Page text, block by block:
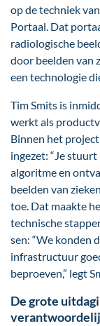
op de techniek
Portaal. Dat
radiologische
door beelden van
een tech­nologie
Tim Smits is
werkt als
Binnen het
ingezet: “Je
algoritme en
beelden van
toe. Dat maakte
technische
sen: “We konden
infrastructuur
beproeven,” legt
De grote